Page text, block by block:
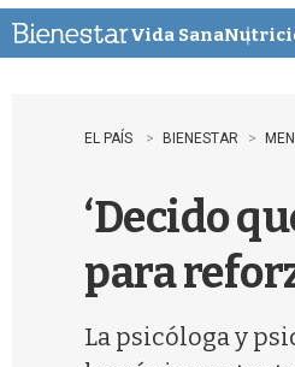
u
Vida Sana
EL PAÍS BIENESTAR
‘Decido
para
La psicóloga y